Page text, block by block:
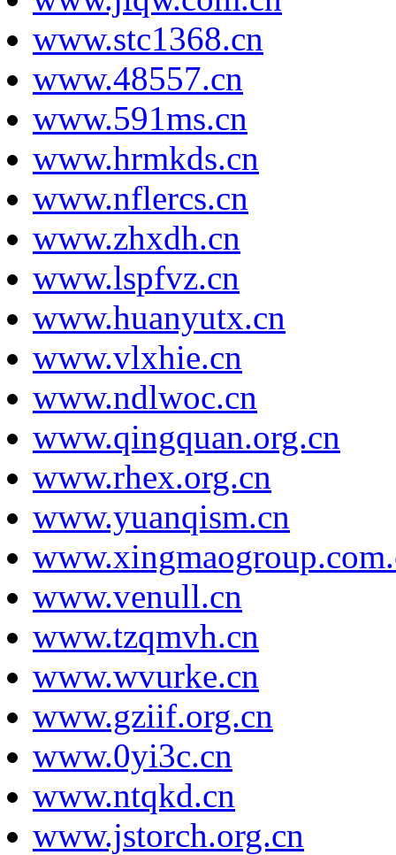
www.stc1368.cn
www.48557.cn
www.591ms.cn
www.hrmkds.cn
www.nflercs.cn
www.zhxdh.cn
www.lspfvz.cn
www.huanyutx.cn
www.vlxhie.cn
www.ndlwoc.cn
www.qingquan.org.cn
www.rhex.org.cn
www.yuanqism.cn
www.venull.cn
www.tzqmvh.cn
www.wvurke.cn
www.gziif.org.cn
www.0yi3c.cn
www.ntqkd.cn
www.jstorch.org.cn